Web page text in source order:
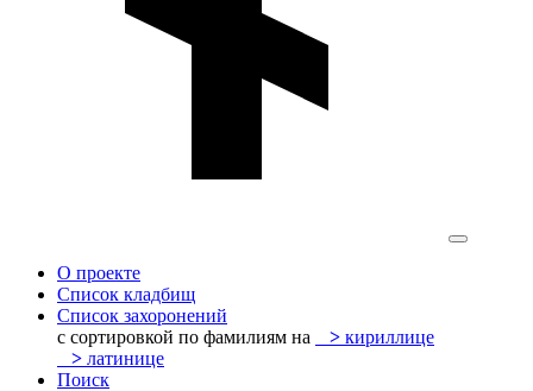
О проекте
Список кладбищ
Список захоронений
с сортировкой по фамилиям на
> кириллице
> латинице
Поиск